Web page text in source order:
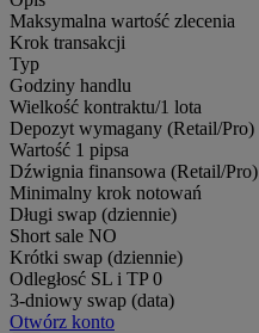
Maksymalna wartość zlecenia
Krok transakcji
Typ
Godziny handlu
Wielkość kontraktu/1 lota
Depozyt wymagany (Retail/Pro)
Wartość 1 pipsa
Dźwignia finansowa (Retail/Pro)
Minimalny krok notowań
Długi swap (dziennie)
Short sale NO
Krótki swap (dziennie)
Odległosć SL i TP 0
3-dniowy swap (data)
Otwórz konto